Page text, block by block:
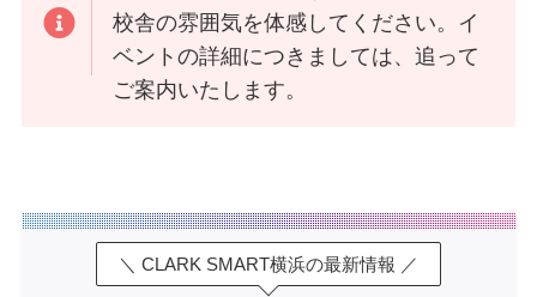
校舎の雰囲気を体感してください。イ
ベントの詳細につきましては、追って
ご案内いたします。
＼ CLARK SMART横浜の最新情報 ／